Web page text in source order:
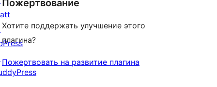
Пожертвование
Хотите поддержать улучшение этого
плагина?
Пожертвовать на развитие плагина